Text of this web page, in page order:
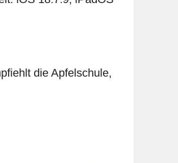
die Apfelschule,